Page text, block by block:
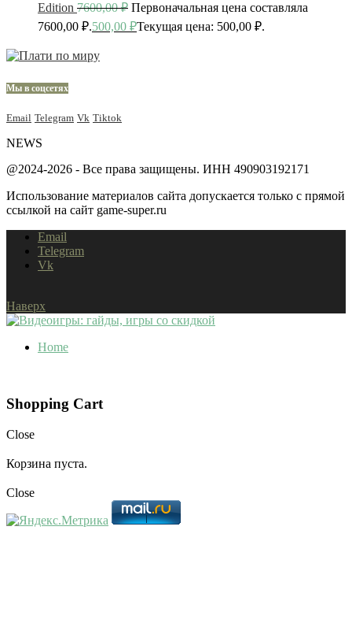
Edition 7600,00₽ Первоначальная цена составляла
7600,00 ₽.500,00 ₽Текущая цена: 500,00 ₽.
Мы в соцсетях
Email Telegram Vk Tiktok
NEWS
@2024-2026 - Все права защищены. ИНН 490903192171
Использование материалов сайта допускается только с прямой
ссылкой на сайт game-super.ru
Email
Telegram
Vk
Наверх
Home
Shopping Cart
Close
Корзина пуста.
Close